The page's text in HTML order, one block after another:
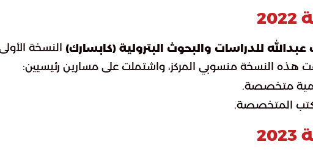
عبدالله للدراسات والبحوث البترولية (كابسارك) النسخة
هذه النسخة منسوبي المركز، واشتملت على مسارين رئيسيين:
متخصصة.
المتخصصة.